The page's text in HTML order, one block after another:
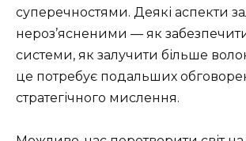
суперечностями. Деякі аспекти
нероз’ясненими — як забезпечити
системи, як залучити більше
це потребує подальших
стратегічного мислення.